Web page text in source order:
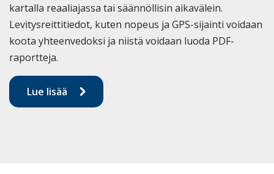
kartalla reaaliajassa tai säännöllisin aikavälein.
Levitysreittitiedot, kuten nopeus ja GPS-sijainti voidaan
koota yhteenvedoksi ja niistä voidaan luoda PDF-
raportteja.
Lue lisää